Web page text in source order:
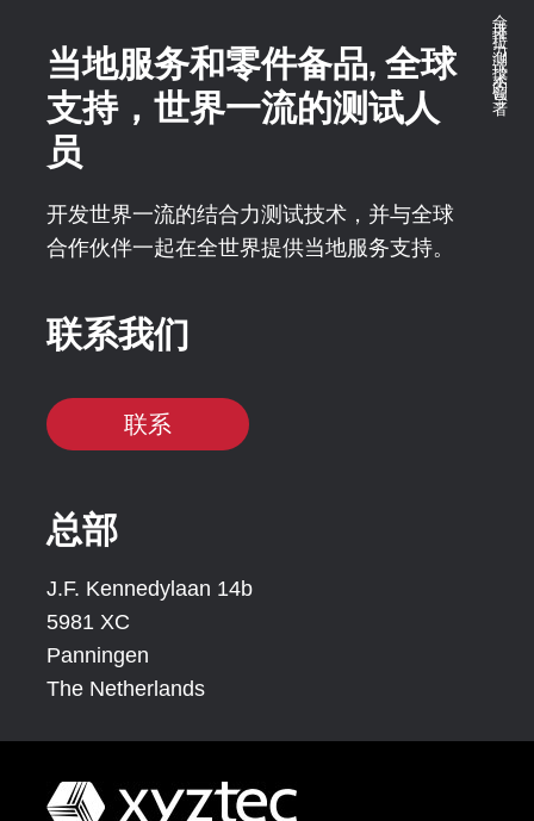
全球推拉力测试技术的领导者
当地服务和零件备品, 全球
支持，世界一流的测试人
员
开发世界一流的结合力测试技术，并与全球
合作伙伴一起在全世界提供当地服务支持。
联系我们
联系
总部
J.F. Kennedylaan 14b
5981 XC
Panningen
The Netherlands